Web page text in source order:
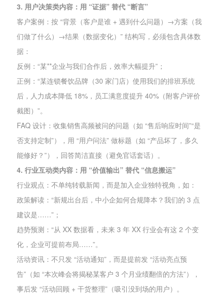
3. 用户决策类内容：用 “证据” 替代 “断言”
客户案例：按 “背景（客户是谁 + 遇到什么问题）→方案（我
们做了什么）→结果（数据变化）” 结构写，必须包含具体数
据：
反例：“某**企业与我们合作后，效率大幅提升”；
正例：“某连锁餐饮品牌（30 家门店）使用我们的排班系统
后，人力成本降低 18%，员工满意度提升 40%（附客户评价
截图）”。
FAQ 设计：收集销售高频被问的问题（如 “售后响应时间”“是
否支持定制”），用 “用户问法” 做标题（如 “产品坏了，多久
能修好？”），回答简洁直接（避免官话套话）。
4. 行业互动类内容：用 “价值输出” 替代 “信息搬运”
行业观点：不单纯转载新闻，而是加入企业独特视角，如：
政策解读：“新规出台后，中小企如何合规降本？我们的 3 点
建议是……”；
趋势预测：“从 XX 数据看，未来 3 年 XX 行业会有这 2 个变
化，企业可提前布局……”。
活动资讯：不只发 “活动通知”，而是提前发 “活动亮点预
告”（如 “本次峰会将揭秘某客户 3 个月业绩翻倍的方法”），
事后发 “活动回顾 + 干货整理”（吸引没到场的用户）。